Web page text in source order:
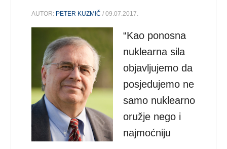
AUTOR: PETER KUZMIČ / 09.07.2017.
“Kao ponosna
nuklearna sila
objavljujemo da
posjedujemo ne
samo nuklearno
oružje nego i
najmoćniju